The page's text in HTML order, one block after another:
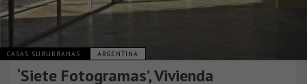
CASAS SUBURBANAS ARGENTINA
‘Siete Fotogramas’, Vivienda